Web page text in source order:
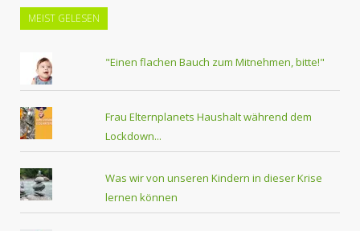
MEIST GELESEN
"Einen flachen Bauch zum Mitnehmen, bitte!"
Frau Elternplanets Haushalt während dem
Lockdown...
Was wir von unseren Kindern in dieser Krise
lernen können